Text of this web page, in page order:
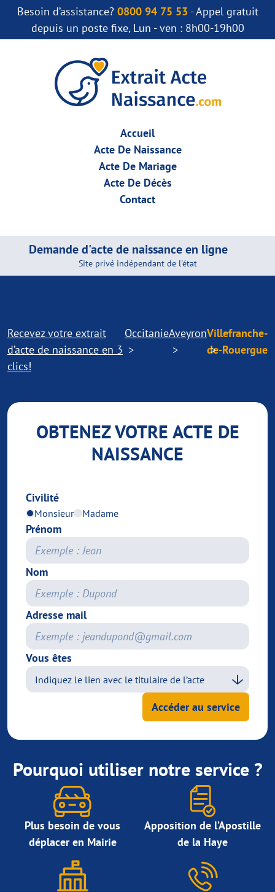
Besoin d’assistance? 0800 94 75 53 - Appel gratuit
depuis un poste fixe, Lun - ven : 8h00-19h00
Accueil
Acte De Naissance
Acte De Mariage
Acte De Décès
Contact
Demande d'acte de naissance en ligne
Site privé indépendant de l'état
Recevez votre extrait
d’acte de naissance en 3
clics!
OccitanieAveyronVillefranche-
de-Rouergue
OBTENEZ VOTRE ACTE DE
NAISSANCE
Civilité
Monsieur Madame
Prénom
Nom
Adresse mail
Vous êtes
Accéder au service
Pourquoi utiliser notre service ?
Plus besoin de vous
déplacer en Mairie
Apposition de l’Apostille
de la Haye